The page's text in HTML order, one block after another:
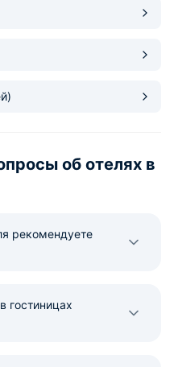
об отелях в
рекомендуете
гостиницах